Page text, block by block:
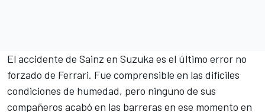
El accidente de Sainz en Suzuka es el último error no
forzado de Ferrari. Fue comprensible en las difíciles
condiciones de humedad, pero ninguno de sus
compañeros acabó en las barreras en ese momento en